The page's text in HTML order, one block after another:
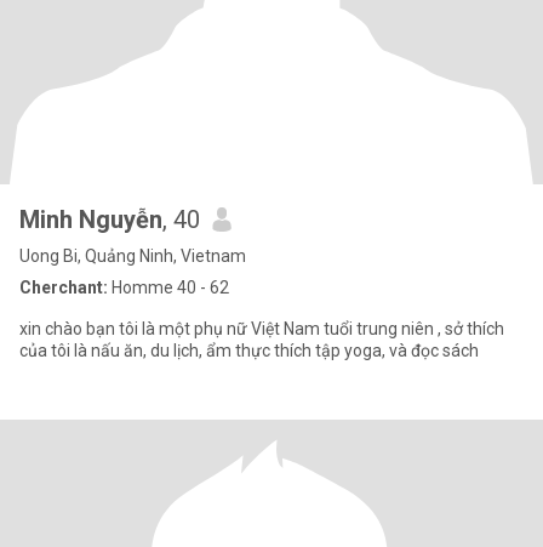
Minh Nguyễn, 40
Uong Bi, Quảng Ninh, Vietnam
Cherchant: Homme 40 - 62
xin chào bạn tôi là một phụ nữ Việt Nam tuổi trung niên , sở thích
của tôi là nấu ăn, du lịch, ẩm thực thích tập yoga, và đọc sách